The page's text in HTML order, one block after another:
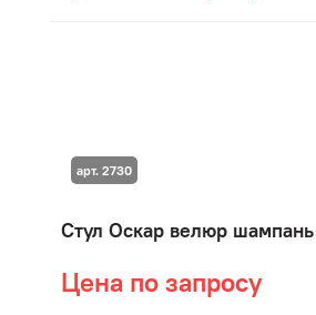
Стул Оскар велюр шампань
Цена по запросу
арт. 2730